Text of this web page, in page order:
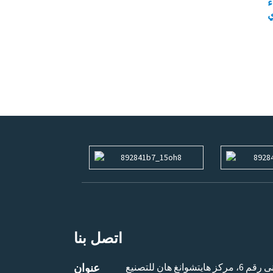
اتصل بنا
عنوان الطابق الثامن، المبنى رقم 6، مركز هايتشوانغ هان للتصنيع